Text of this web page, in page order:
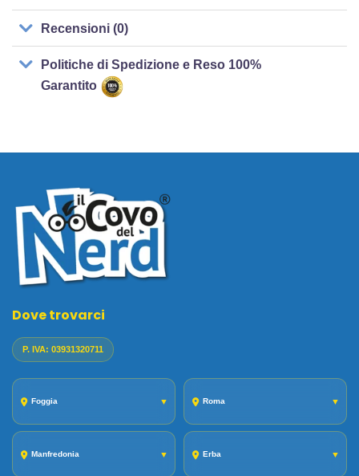
Recensioni (0)
Politiche di Spedizione e Reso 100%
Garantito
Dove trovarci
P. IVA: 03931320711
Foggia ▼ Roma ▼
Manfredonia ▼ Erba ▼